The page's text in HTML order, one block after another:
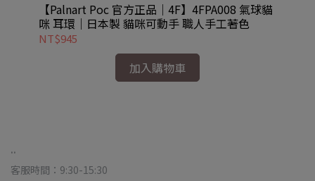
【Palnart Poc 官方正品｜4F】4FPA008 氣球貓
咪 耳環｜日本製 貓咪可動手 職人手工著色
NT$945
加入購物車
..
客服時間：9:30-15:30